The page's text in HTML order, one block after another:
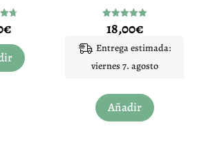
€
Valorado
con
de 5
18,00€
Entrega estimada:
viernes 7. agosto
Añadir